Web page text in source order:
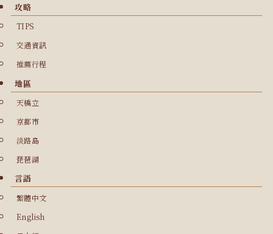
攻略
TIPS
交通資訊
推薦行程
地區
天橋立
京都市
淡路島
琵琶湖
言語
繁體中文
English